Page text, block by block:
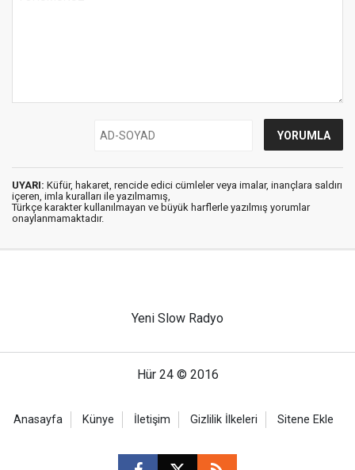
UYARI: Küfür, hakaret, rencide edici cümleler veya imalar, inançlara saldırı
içeren, imla kuralları ile yazılmamış,
Türkçe karakter kullanılmayan ve büyük harflerle yazılmış yorumlar
onaylanmamaktadır.
Yeni Slow Radyo
Hür 24 © 2016
Anasayfa Künye İletişim Gizlilik İlkeleri Sitene Ekle